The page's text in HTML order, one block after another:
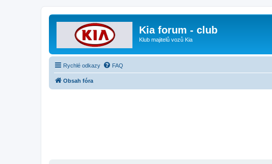
Kia forum - club
Klub majitelů vozů Kia
Rychlé odkazy FAQ
Obsah fóra